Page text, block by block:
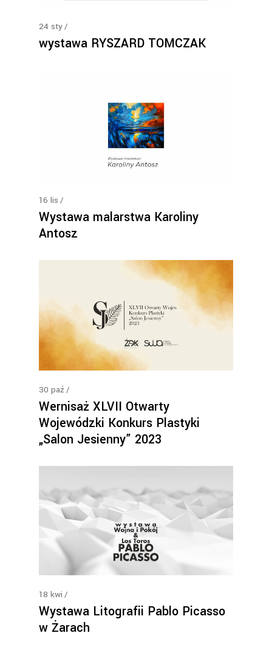
24 sty
wystawa RYSZARD TOMCZAK
16 lis
Wystawa malarstwa Karoliny
Antosz
30 paź
Wernisaż XLVII Otwarty
Wojewódzki Konkurs Plastyki
„Salon Jesienny” 2023
18 kwi
Wystawa Litografii Pablo Picasso
w Żarach